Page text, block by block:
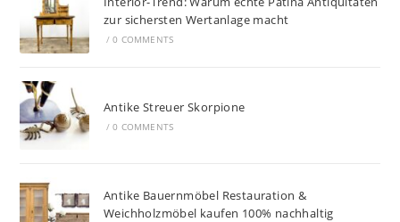
zur sichersten Wertanlage macht
/ 0 COMMENTS
Antike Streuer Skorpione
/ 0 COMMENTS
Antike Bauernmöbel Restauration &
Weichholzmöbel kaufen 100% nachhaltig